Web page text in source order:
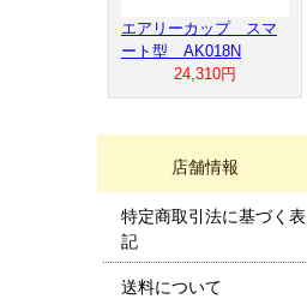
エアリーカップ スマ
ート型 AK018N
24,310円
店舗情報
特定商取引法に基づく表
記
送料について